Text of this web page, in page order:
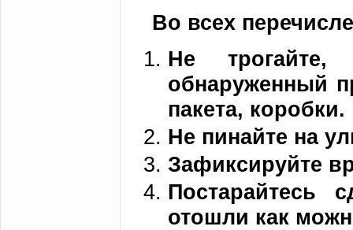
Во всех
Не трогайте,
обнаруженный
пакета, коробки.
Не пинайте на
Зафиксируйте
Постарайтесь
отошли как